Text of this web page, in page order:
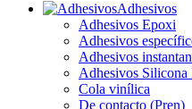
Adhesivos
Adhesivos Epoxi
Adhesivos
Adhesivos
Adhesivos Silicona
Cola vinílica
De contacto (Pren)